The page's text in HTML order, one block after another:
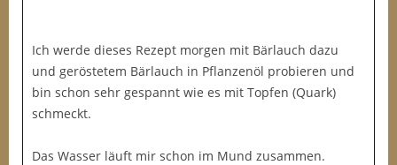
Ich werde dieses Rezept morgen mit Bärlauch dazu
und geröstetem Bärlauch in Pflanzenöl probieren und
bin schon sehr gespannt wie es mit Topfen (Quark)
schmeckt.
Das Wasser läuft mir schon im Mund zusammen.